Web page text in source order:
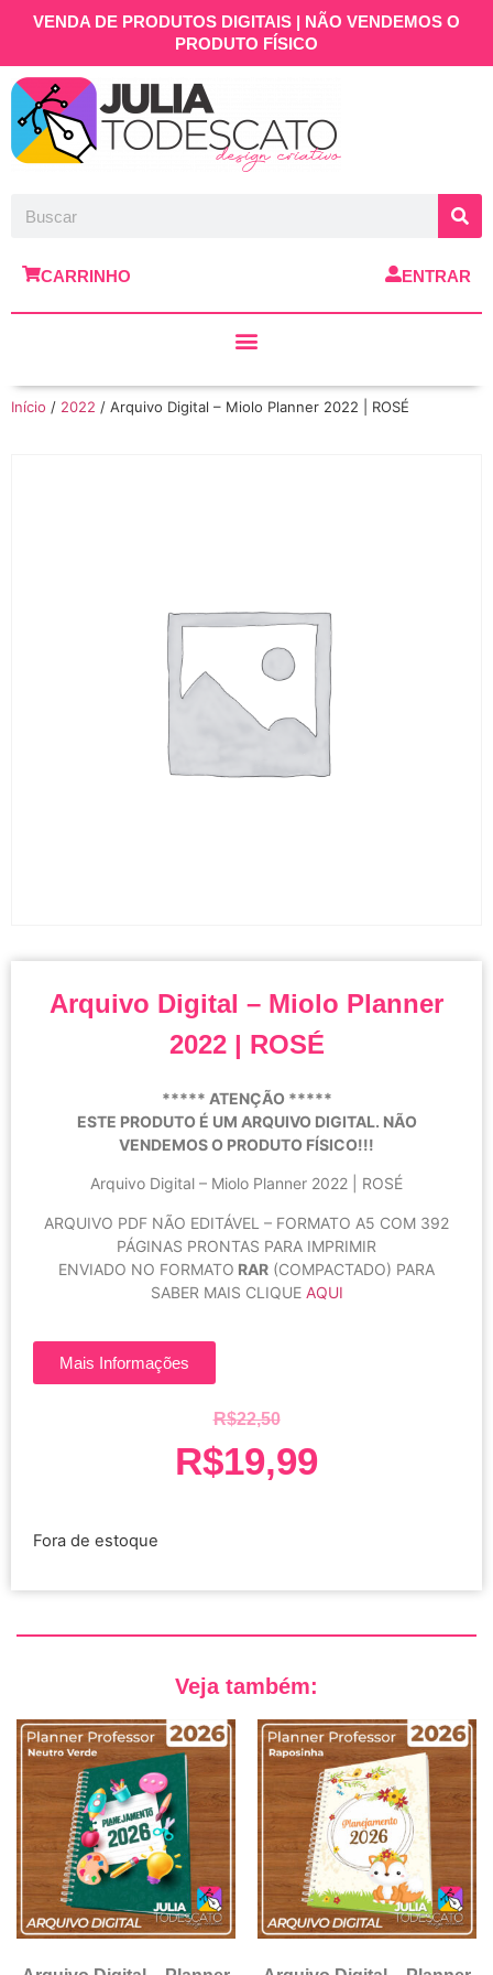
VENDA DE PRODUTOS DIGITAIS | NÃO VENDEMOS O
PRODUTO FÍSICO
CARRINHO ENTRAR
Início / 2022 / Arquivo Digital – Miolo Planner 2022 | ROSÉ
Arquivo Digital – Miolo Planner
2022 | ROSÉ
***** ATENÇÃO *****
ESTE PRODUTO É UM ARQUIVO DIGITAL. NÃO
VENDEMOS O PRODUTO FÍSICO!!!
Arquivo Digital – Miolo Planner 2022 | ROSÉ
ARQUIVO PDF NÃO EDITÁVEL – FORMATO A5 COM 392
PÁGINAS PRONTAS PARA IMPRIMIR
ENVIADO NO FORMATO RAR (COMPACTADO) PARA
SABER MAIS CLIQUE AQUI
Mais Informações
R$22,50
R$19,99
Fora de estoque
Veja também: